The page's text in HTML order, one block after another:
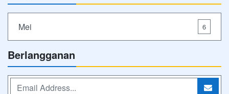
Mei 6
Berlangganan